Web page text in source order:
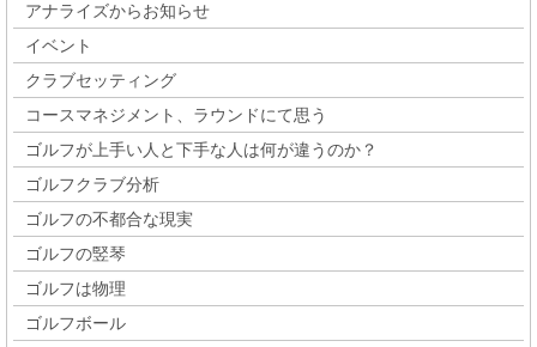
アナライズからお知らせ
イベント
クラブセッティング
コースマネジメント、ラウンドにて思う
ゴルフが上手い人と下手な人は何が違うのか？
ゴルフクラブ分析
ゴルフの不都合な現実
ゴルフの竪琴
ゴルフは物理
ゴルフボール